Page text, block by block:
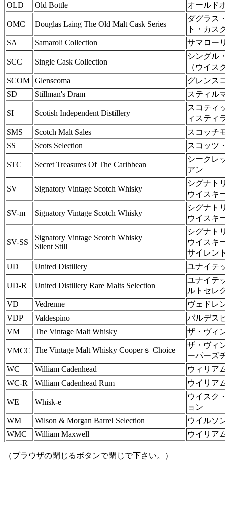
OLD
Old Bottle オールド
OMC Douglas Laing The Old Malt Cask Series
ダグラス
ト・カス
SA
Samaroli Collection サマロー
SCC Single Cask Collection
シングル
（ウイス
SCOM Glenscoma
グレンス
SD
Stillman's Dram スティル
SI Scotish Independent Distillery
スコティ
ィスティ
SMS
Scotch Malt Sales
スコッチ
SS
Scots Selection スコッツ
STC Secret Treasures Of The Caribbean
シークレ
アン
SV Signatory Vintage Scotch Whisky
シグナト
ウイスキ
SV-m Signatory Vintage Scotch Whisky
シグナト
ウイスキ
SV-SS
Signatory Vintage Scotch Whisky
Silent Still
シグナト
ウイスキ
サイレン
UD
United Distillery ユナイテ
UD-R United Distillery Rare Malts Selection
ユナイテ
ルトセレ
VD
Vedrenne
ヴェドレ
VDP
Valdespino
バルデス
VM
The Vintage Malt Whisky ザ・ヴィ
VMCC The Vintage Malt Whisky Cooperｓ Choice
ザ・ヴィ
ーパーズ
WC
William Cadenhead
ウィリア
WC-R
William Cadenhead Rum ウイリア
WE Whisk-e
ウイスク
ョン
WM
Wilson & Morgan Barrel Selection
ウイルソ
WMC
William Maxwell ウイリア
（ブラウザの閉じるボタンで閉じで下さい。）